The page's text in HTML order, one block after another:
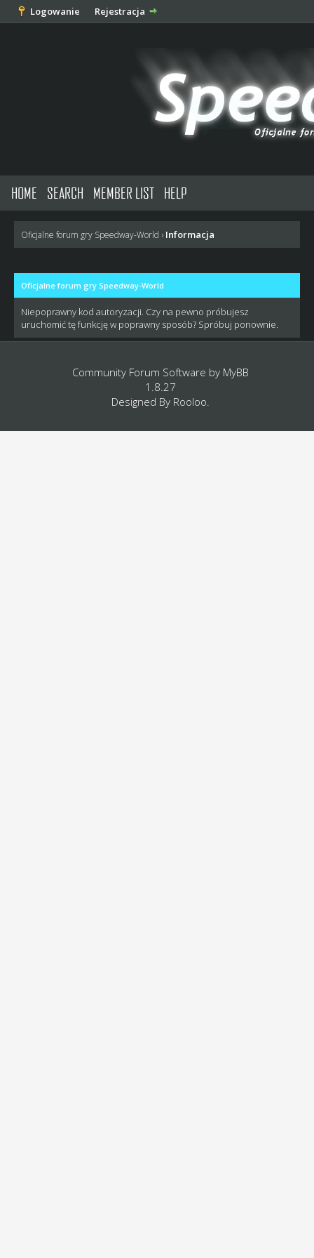
Logowanie Rejestracja
HOME SEARCH MEMBER LIST HELP
Oficjalne forum gry Speedway-World › Informacja
Oficjalne forum gry Speedway-World
Niepoprawny kod autoryzacji. Czy na pewno próbujesz
uruchomić tę funkcję w poprawny sposób? Spróbuj ponownie.
Community Forum Software by MyBB
1.8.27
Designed By Rooloo.